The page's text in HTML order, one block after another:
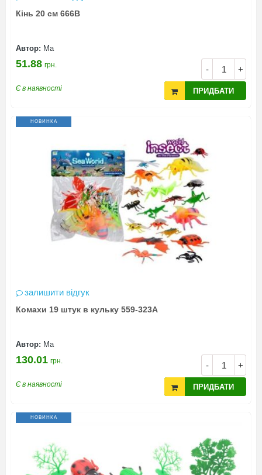
Кінь 20 см 666B
Автор: Ма
- +
51.88 грн.
Є в наявності ПРИДБАТИ
НОВИНКА
залишити відгук
Комахи 19 штук в кульку 559-323A
Автор: Ма
- +
130.01 грн.
Є в наявності ПРИДБАТИ
НОВИНКА